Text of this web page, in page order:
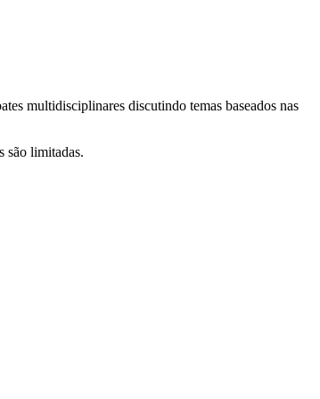
multidisciplinares discutindo temas baseados nas
são limitadas.